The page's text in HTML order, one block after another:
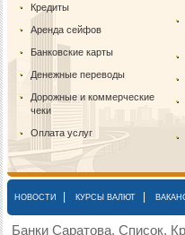
Кредиты
Аренда сейфов
Банковские карты
Денежные переводы
Дорожные и коммерческие
чеки
Оплата услуг
НОВОСТИ КУРСЫ ВАЛЮТ
Банки Саратова. Список.